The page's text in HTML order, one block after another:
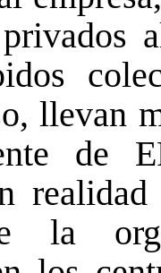
privados
llevan
de
la